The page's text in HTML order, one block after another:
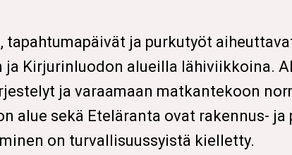
ja purkutyöt
Kirjurinluodon alueilla lähiviikkoina.
ja varaamaan matkantekoon
alue sekä Eteläranta ovat rakennus- ja
on turvallisuussyistä kielletty.